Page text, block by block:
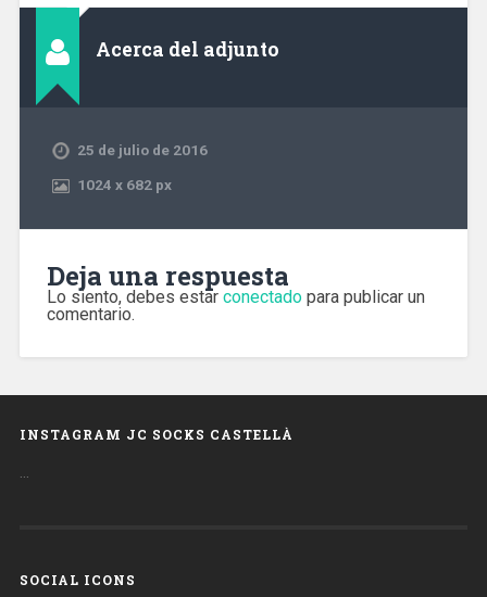
Acerca del adjunto
25 de julio de 2016
1024 x682 px
Deja una respuesta
Lo siento, debes estar conectadopara publicar un
comentario.
INSTAGRAM JC SOCKS CASTELLÀ
…
SOCIAL ICONS